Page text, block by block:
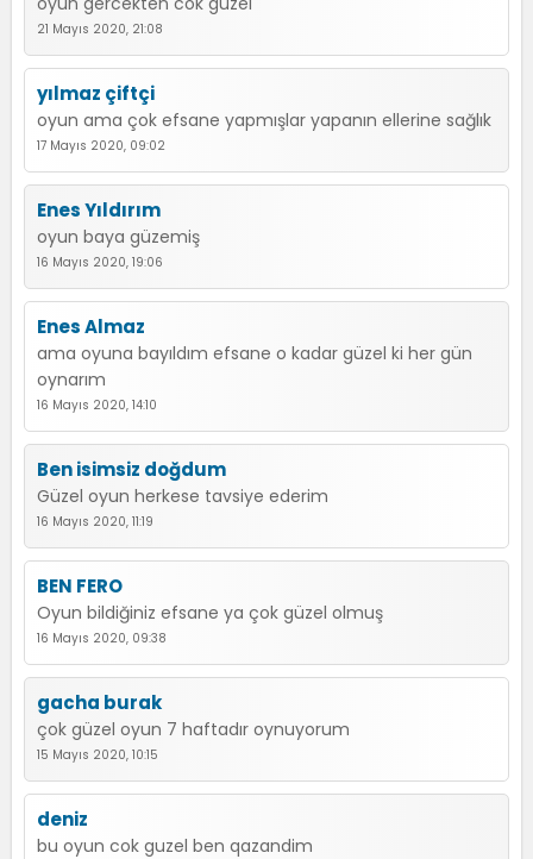
21 Mayıs 2020, 21:08
yılmaz çiftçi
oyun ama çok efsane yapmışlar yapanın ellerine sağlık
17 Mayıs 2020, 09:02
Enes Yıldırım
oyun baya güzemiş
16 Mayıs 2020, 19:06
Enes Almaz
ama oyuna bayıldım efsane o kadar güzel ki her gün
oynarım
16 Mayıs 2020, 14:10
Ben isimsiz doğdum
Güzel oyun herkese tavsiye ederim
16 Mayıs 2020, 11:19
BEN FERO
Oyun bildiğiniz efsane ya çok güzel olmuş
16 Mayıs 2020, 09:38
gacha burak
çok güzel oyun 7 haftadır oynuyorum
15 Mayıs 2020, 10:15
deniz
bu oyun cok guzel ben qazandim